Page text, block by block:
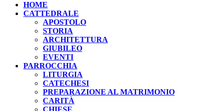
HOME
CATTEDRALE
APOSTOLO
STORIA
ARCHITETTURA
GIUBILEO
EVENTI
PARROCCHIA
LITURGIA
CATECHESI
PREPARAZIONE AL MATRIMONIO
CARITÀ
CHIESE